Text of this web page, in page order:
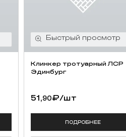
Клинкер тротуарный ЛСР
Эдинбург
51,90₽/шт
ПОДРОБНЕЕ